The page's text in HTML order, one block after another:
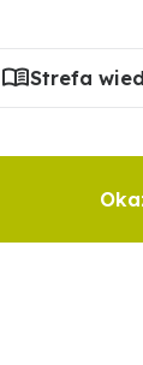
Strefa